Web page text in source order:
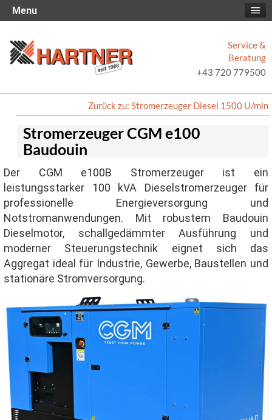
Service &
Beratung
+43 720 779500
Zurück zu: Stromerzeuger Diesel 1500 U/min
Stromerzeuger CGM e100
Baudouin
Der CGM e100B Stromerzeuger ist ein
leistungsstarker 100 kVA Dieselstromerzeuger für
professionelle Energieversorgung und
Notstromanwendungen. Mit robustem Baudouin
Dieselmotor, schallgedämmter Ausführung und
moderner Steuerungstechnik eignet sich das
Aggregat ideal für Industrie, Gewerbe, Baustellen und
stationäre Stromversorgung.
Menu